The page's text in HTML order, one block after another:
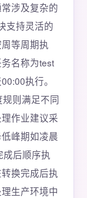
涉及复杂的
支持灵活的
等周期执
名称为test
执行。
则满足不同
作业建议采
峰期如凌晨
后顺序执
换完成后执
生产环境中